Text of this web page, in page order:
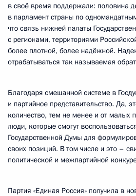
в своё время поддержали: половина
в парламент страны по
что связь нижней палаты
с регионами, территориями
более плотной, более надёжной.
отрабатываться так называемая
Благодаря смешанной системе в
и партийное представительство. Да,
количество, тем не менее и от малых
люди, которые смогут
Государственной Думы для
своих позиций. В том числе и это –
политической и межпартийной
Партия «Единая Россия» получила в